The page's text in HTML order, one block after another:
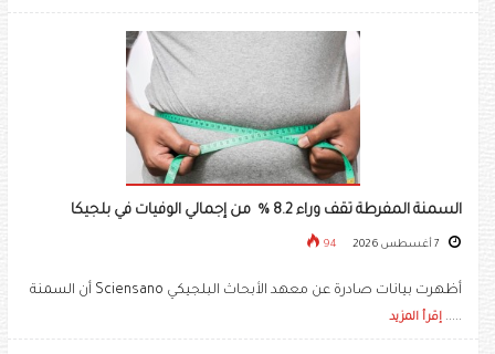
السمنة المفرطة تقف وراء 8.2 % من إجمالي الوفيات في بلجيكا
94
أظهرت بيانات صادرة عن معهد الأبحاث البلجيكي Sciensano أن السمنة
..... إقرأ المزيد